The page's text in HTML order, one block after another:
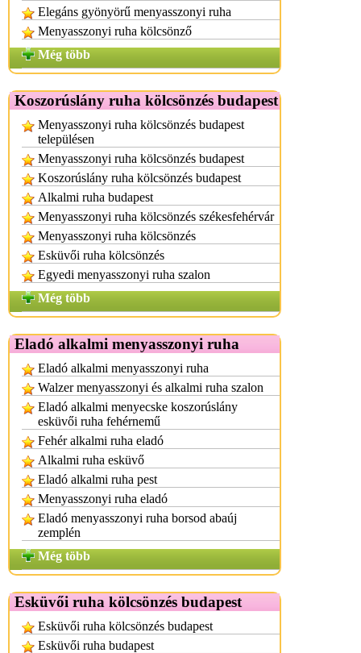
Elegáns gyönyörű menyasszonyi ruha
Menyasszonyi ruha kölcsönző
Még több
Koszorúslány ruha kölcsönzés budapest
Menyasszonyi ruha kölcsönzés budapest
településen
Menyasszonyi ruha kölcsönzés budapest
Koszorúslány ruha kölcsönzés budapest
Alkalmi ruha budapest
Menyasszonyi ruha kölcsönzés székesfehérvár
Menyasszonyi ruha kölcsönzés
Esküvői ruha kölcsönzés
Egyedi menyasszonyi ruha szalon
Még több
Eladó alkalmi menyasszonyi ruha
Eladó alkalmi menyasszonyi ruha
Walzer menyasszonyi és alkalmi ruha szalon
Eladó alkalmi menyecske koszorúslány
esküvői ruha fehérnemű
Fehér alkalmi ruha eladó
Alkalmi ruha esküvő
Eladó alkalmi ruha pest
Menyasszonyi ruha eladó
Eladó menyasszonyi ruha borsod abaúj
zemplén
Még több
Esküvői ruha kölcsönzés budapest
Esküvői ruha kölcsönzés budapest
Esküvői ruha budapest